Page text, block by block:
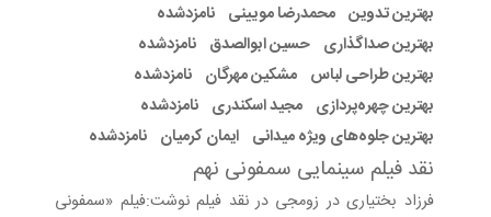
بهترین تدوین محمدرضا مویینی نامزدشده
بهترین صداگذاری حسین ابوالصدق نامزدشده
بهترین طراحی لباس مشکین مهرگان نامزدشده
بهترین چهره‌پردازی مجید اسکندری نامزدشده
بهترین جلوه‌های ویژه میدانی ایمان کرمیان نامزدشده
نقد فیلم سینمایی سمفونی نهم
فرزاد بختیاری در زومجی در نقد فیلم نوشت:فیلم «سمفونی